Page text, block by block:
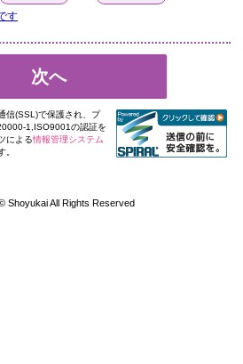
す
次へ
信(SSL)で保護され、プ
1,ISO9001の認証を
による情報管理システム
。
Shoyukai All Rights Reserved